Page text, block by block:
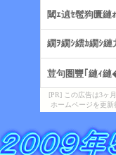
[PR] この広告は3ヶ
ホームページを更